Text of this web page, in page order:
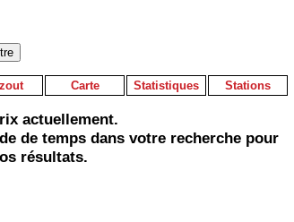
Carte Statistiques Stations
actuellement.
de temps dans votre recherche pour
résultats.